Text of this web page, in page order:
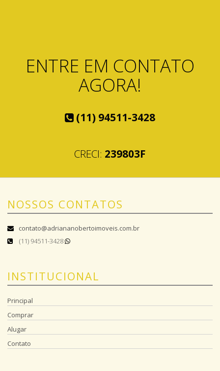
ENTRE EM CONTATO
AGORA!
(11) 94511-3428
CRECI: 239803F
NOSSOS CONTATOS
contato@adriananobertoimoveis.com.br
(11) 94511-3428
INSTITUCIONAL
Principal
Comprar
Alugar
Contato